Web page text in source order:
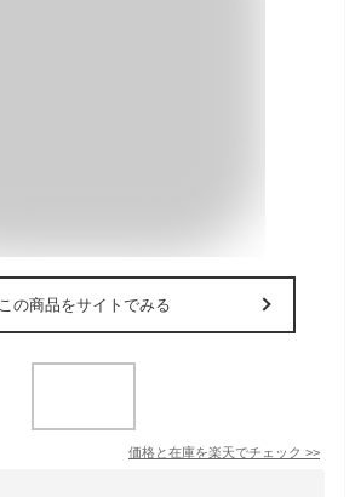
この商品をサイトでみる
価格と在庫を楽天でチェック >>